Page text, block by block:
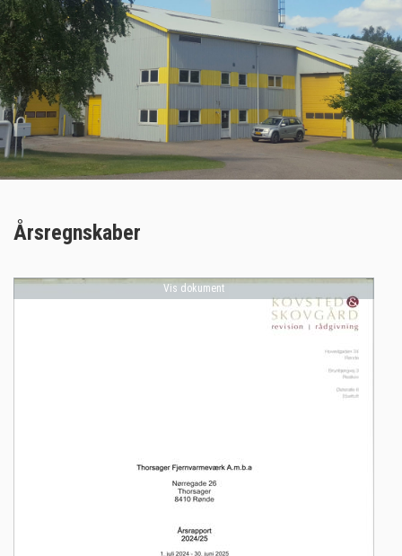
Årsregnskaber
Vis dokument